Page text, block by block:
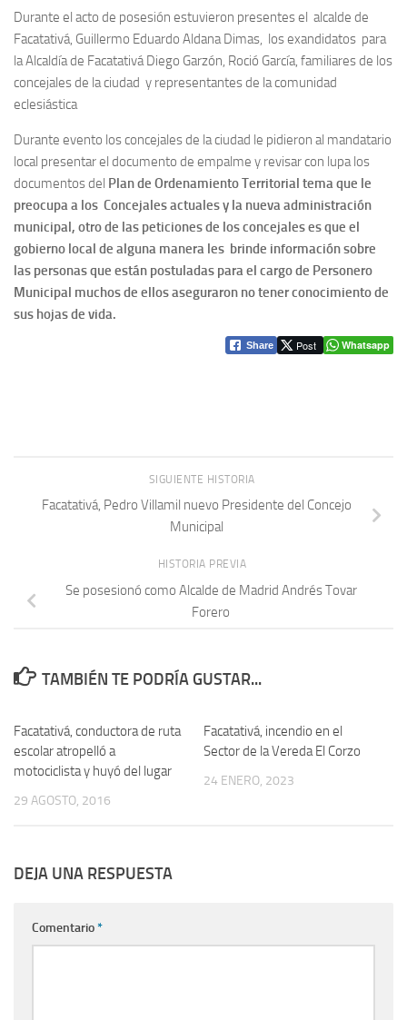
Durante el acto de posesión estuvieron presentes el alcalde de
Facatativá, Guillermo Eduardo Aldana Dimas, los exandidatos para
la Alcaldía de Facatativá Diego Garzón, Roció García, familiares de los
concejales de la ciudad y representantes de la comunidad
eclesiástica
Durante evento los concejales de la ciudad le pidieron al mandatario
local presentar el documento de empalme y revisar con lupa los
documentos del Plan de Ordenamiento Territorial tema que le
preocupa a los Concejales actuales y la nueva administración
municipal, otro de las peticiones de los concejales es que el
gobierno local de alguna manera les brinde información sobre
las personas que están postuladas para el cargo de Personero
Municipal muchos de ellos aseguraron no tener conocimiento de
sus hojas de vida.
Share Post Whatsapp
SIGUIENTE HISTORIA
Facatativá, Pedro Villamil nuevo Presidente del Concejo
Municipal
HISTORIA PREVIA
Se posesionó como Alcalde de Madrid Andrés Tovar
Forero
TAMBIÉN TE PODRÍA GUSTAR...
Facatativá, conductora de ruta
escolar atropelló a
motociclista y huyó del lugar
29 AGOSTO, 2016
Facatativá, incendio en el
Sector de la Vereda El Corzo
24 ENERO, 2023
DEJA UNA RESPUESTA
Comentario*